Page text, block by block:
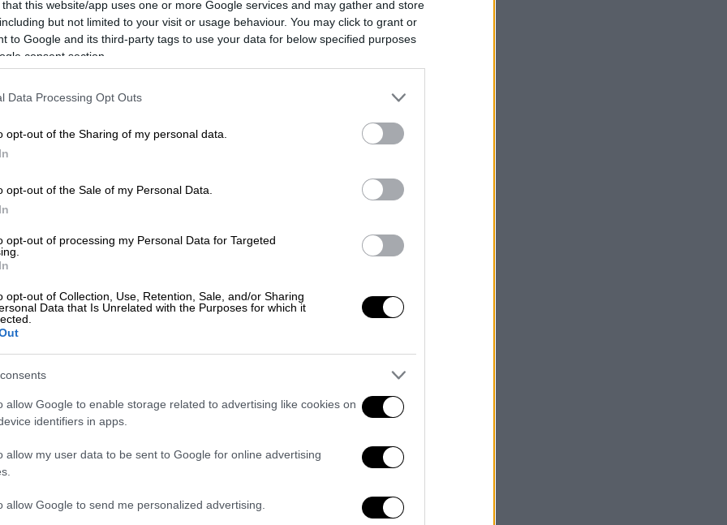
that this website/app uses one or more Google services and may gather and store
but not limited to your visit or usage behaviour. You may click to grant or
to Google and its third-party tags to use your data for below specified purposes
consent section.
Data Processing Opt Outs
opt-out of the Sharing of my personal data.
opt-out of the Sale of my Personal Data.
opt-out of processing my Personal Data for Targeted
opt-out of Collection, Use, Retention, Sale, and/or Sharing
Data that Is Unrelated with the Purposes for which it
allow Google to enable storage related to advertising like cookies on
identifiers in apps.
allow my user data to be sent to Google for online advertising
allow Google to send me personalized advertising.
το ΕΘΝΟΣ στη Google
με τον παιδόφιλο
βρίσκεται σε διακοπές σε πολυτελές
κασέτες» του Κλίντον και του
τα δημοσιεύματα για
με τον κυβερνήτη της Καλιφόρνια,
Four Seasons Resort στο Ταμαρίντο.